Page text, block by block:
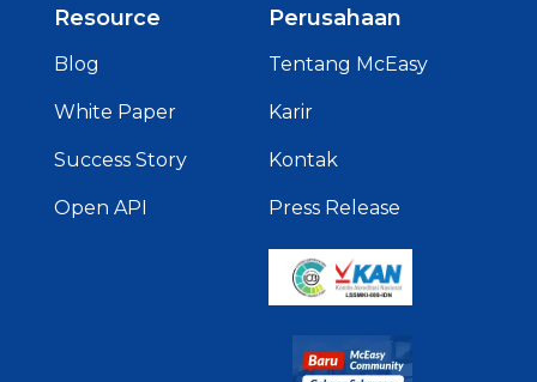
Resource
Blog
White Paper
Success Story
Open API
Perusahaan
Tentang McEasy
Karir
Kontak
Press Release